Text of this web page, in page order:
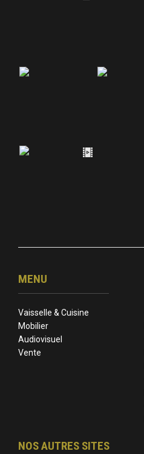
MENU
Vaisselle & Cuisine
Mobilier
Audiovisuel
Vente
NOS AUTRES SITES